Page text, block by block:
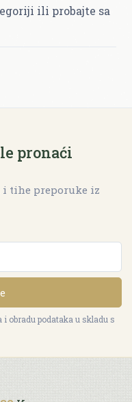
ili probajte sa
pronaći
tihe preporuke iz
obradu podataka u skladu s